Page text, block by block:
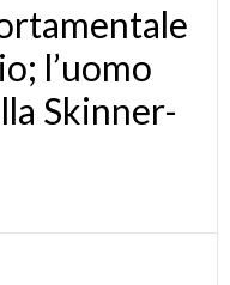
l’uomo
Skinner-